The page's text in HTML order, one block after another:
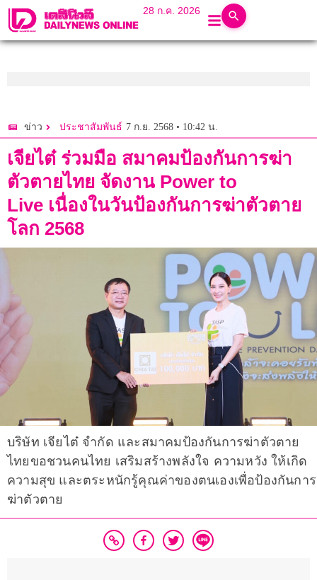
28 ก.ค. 2026
ข่าว ประชาสัมพันธ์ 7 ก.ย. 2568 • 10:42 น.
เจียไต๋ ร่วมมือ สมาคมป้องกันการฆ่า
ตัวตายไทย จัดงาน Power to
Live เนื่องในวันป้องกันการฆ่าตัวตาย
โลก 2568
บริษัท เจียไต๋ จำกัด และสมาคมป้องกันการฆ่าตัวตาย
ไทยขอชวนคนไทย เสริมสร้างพลังใจ ความหวัง ให้เกิด
ความสุข และตระหนักรู้คุณค่าของตนเองเพื่อป้องกันการ
ฆ่าตัวตาย